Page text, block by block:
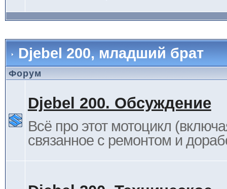
Djebel 200, младший брат
Форум
Djebel 200. Обсуждение
Всё про этот мотоцикл
связанное с ремонтом и